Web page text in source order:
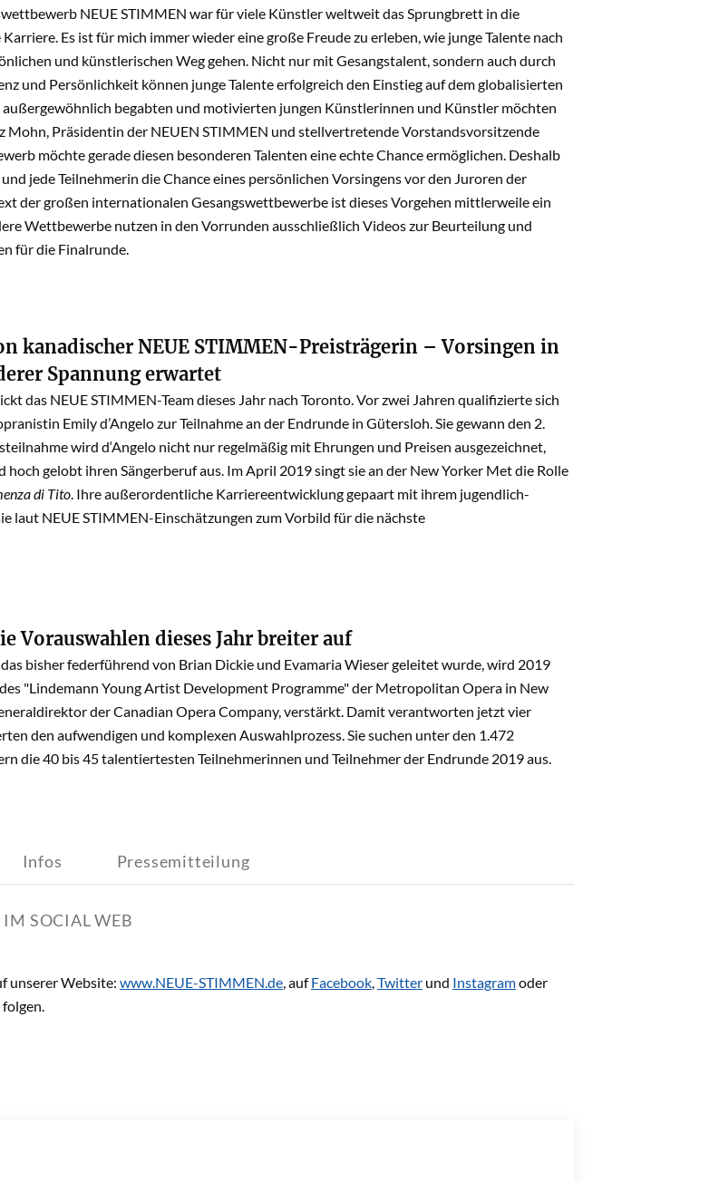
NEUE STIMMEN war für viele Künstler weltweit das Sprungbrett in die
Es ist für mich immer wieder eine große Freude zu erleben, wie junge Talente nach
und künstlerischen Weg gehen. Nicht nur mit Gesangstalent, sondern auch durch
und Persönlichkeit können junge Talente erfolgreich den Einstieg auf dem globalisierten
begabten und motivierten jungen Künstlerinnen und Künstler möchten
Mohn, Präsidentin der NEUEN STIMMEN und stellvertretende Vorstandsvorsitzende
möchte gerade diesen besonderen Talenten eine echte Chance ermöglichen. Deshalb
jede Teilnehmerin die Chance eines persönlichen Vorsingens vor den Juroren der
der großen internationalen Gesangswettbewerbe ist dieses Vorgehen mittlerweile ein
Wettbewerbe nutzen in den Vorrunden ausschließlich Videos zur Beurteilung und
für die Finalrunde.
kanadischer NEUE STIMMEN-Preisträgerin – Vorsingen in
Spannung erwartet
das NEUE STIMMEN-Team dieses Jahr nach Toronto. Vor zwei Jahren qualifizierte sich
Emily d’Angelo zur Teilnahme an der Endrunde in Gütersloh. Sie gewann den 2.
wird d‘Angelo nicht nur regelmäßig mit Ehrungen und Preisen ausgezeichnet,
gelobt ihren Sängerberuf aus. Im April 2019 singt sie an der New Yorker Met die Rolle
di Tito. Ihre außerordentliche Karriereentwicklung gepaart mit ihrem jugendlich-
laut NEUE STIMMEN-Einschätzungen zum Vorbild für die nächste
Vorauswahlen dieses Jahr breiter auf
bisher federführend von Brian Dickie und Evamaria Wieser geleitet wurde, wird 2019
"Lindemann Young Artist Development Programme" der Metropolitan Opera in New
der Canadian Opera Company, verstärkt. Damit verantworten jetzt vier
den aufwendigen und komplexen Auswahlprozess. Sie suchen unter den 1.472
die 40 bis 45 talentiertesten Teilnehmerinnen und Teilnehmer der Endrunde 2019 aus.
Infos Pressemitteilung
SOCIAL WEB
unserer Website: www.NEUE-STIMMEN.de, aufFacebook,Twitter und Instagramoder
folgen.